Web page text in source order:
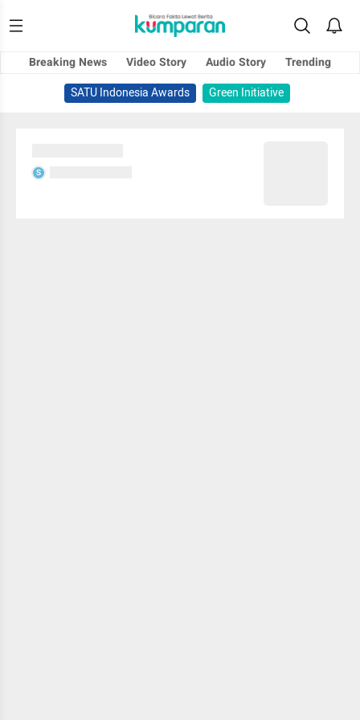
Breaking News Video Story Audio Story
Trending
SATU Indonesia Awards
Green Initiative
S